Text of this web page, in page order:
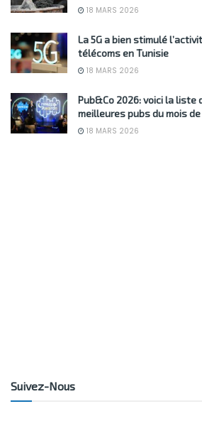
18 MARS 2026
La 5G a bien stimulé
télécoms en Tunisie
18 MARS 2026
Pub&Co 2026: voici la liste
meilleures pubs du mois de
18 MARS 2026
Suivez-Nous